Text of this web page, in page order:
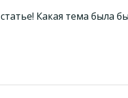
Какая тема была